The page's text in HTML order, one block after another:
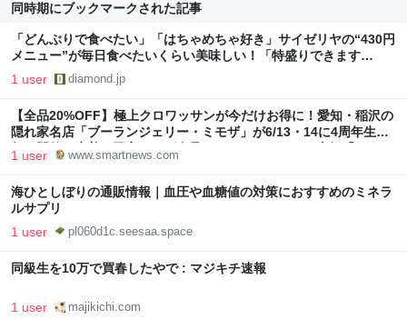
同時期にブックマークされた記事
「どんぶりで食べたい」「はちゃめちゃ好き」サイゼリヤの“430円
メニュー”が毎日食べたいくらい美味しい！「特盛りできます
か？」
1 user diamond.jp
【全品20%OFF】極上クロワッサンが今だけお得に！愛知・稲沢の
隠れ家名店「ブーランジェリー・ミモザ」が6/13・14に4周年生誕
祭を開催！先着で限定バッグ進呈＆5/31はららぽーと東郷「パンマ
1 user www.smartnews.com
海ひとしぼりの通販情報｜血圧や血糖値の対策におすすめのミネラ
ルサプリ
1 user pl060d1c.seesaa.space
同級生を10万で買春したやで : マジキチ速報
1 user majikichi.com